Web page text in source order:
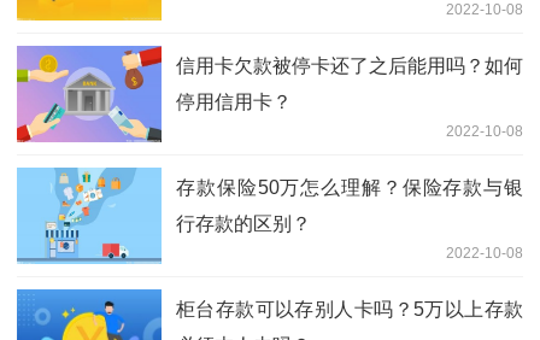
2022-10-08
信用卡欠款被停卡还了之后能用吗？如何
停用信用卡？
2022-10-08
存款保险50万怎么理解？保险存款与银
行存款的区别？
2022-10-08
柜台存款可以存别人卡吗？5万以上存款